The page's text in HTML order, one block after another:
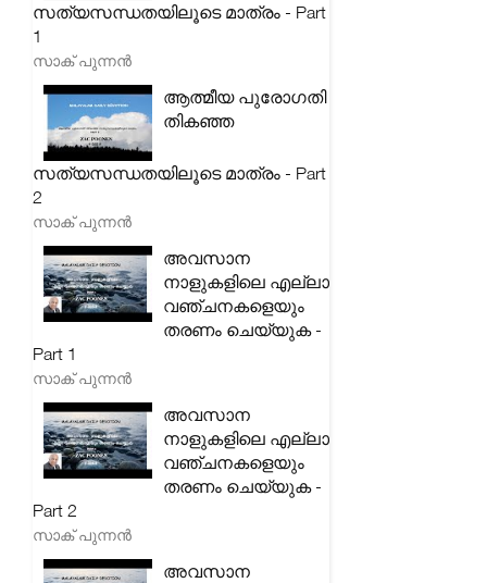
സത്യസന്ധതയിലൂടെ മാത്രം - Part
1
സാക് പുന്നൻ
ആത്മീയ പുരോഗതി
തികഞ്ഞ
സത്യസന്ധതയിലൂടെ മാത്രം - Part
2
സാക് പുന്നൻ
അവസാന
നാളുകളിലെ എല്ലാ
വഞ്ചനകളെയും
തരണം ചെയ്യുക -
Part 1
സാക് പുന്നൻ
അവസാന
നാളുകളിലെ എല്ലാ
വഞ്ചനകളെയും
തരണം ചെയ്യുക -
Part 2
സാക് പുന്നൻ
അവസാന